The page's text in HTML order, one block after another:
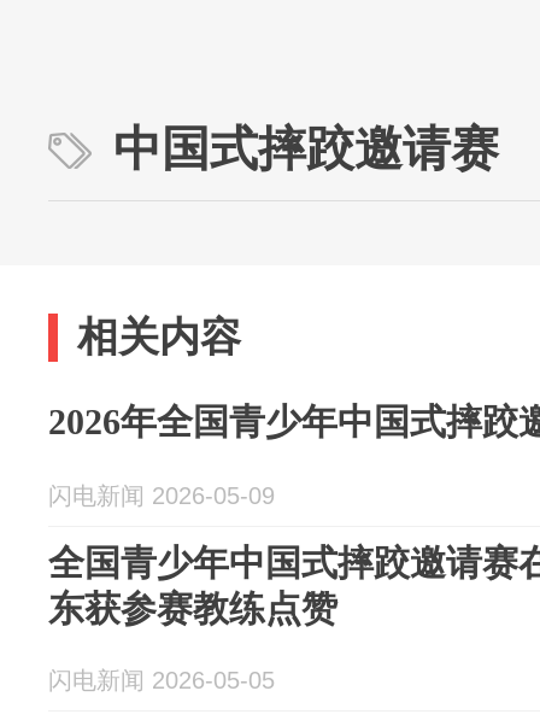
中国式摔跤邀请赛
相关内容
2026年全国青少年中国式摔跤
闪电新闻 2026-05-09
全国青少年中国式摔跤邀请赛
东获参赛教练点赞
闪电新闻 2026-05-05